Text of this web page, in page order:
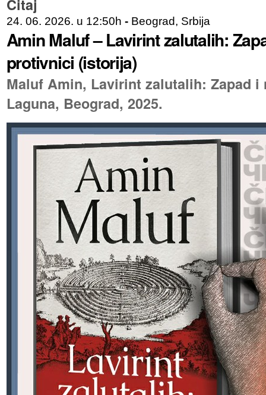
Čitaj
24. 06. 2026. u 12:50h - Beograd, Srbija
Amin Maluf – Lavirint zalutalih:
protivnici (istorija)
Maluf Amin, Lavirint zalutalih: Zapad
Laguna, Beograd, 2025.